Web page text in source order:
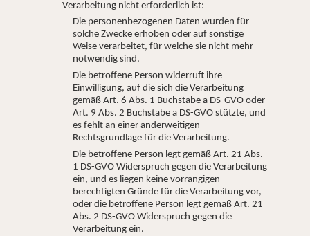
Verarbeitung nicht erforderlich ist:
Die personenbezogenen Daten wurden für
solche Zwecke erhoben oder auf sonstige
Weise verarbeitet, für welche sie nicht mehr
notwendig sind.
Die betroffene Person widerruft ihre
Einwilligung, auf die sich die Verarbeitung
gemäß Art. 6 Abs. 1 Buchstabe a DS-GVO oder
Art. 9 Abs. 2 Buchstabe a DS-GVO stützte, und
es fehlt an einer anderweitigen
Rechtsgrundlage für die Verarbeitung.
Die betroffene Person legt gemäß Art. 21 Abs.
1 DS-GVO Widerspruch gegen die Verarbeitung
ein, und es liegen keine vorrangigen
berechtigten Gründe für die Verarbeitung vor,
oder die betroffene Person legt gemäß Art. 21
Abs. 2 DS-GVO Widerspruch gegen die
Verarbeitung ein.